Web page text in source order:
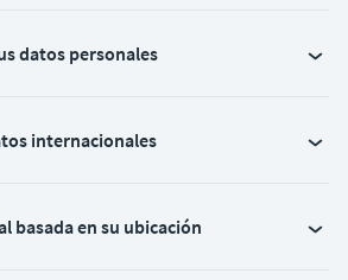
datos personales
internacionales
basada en su ubicación